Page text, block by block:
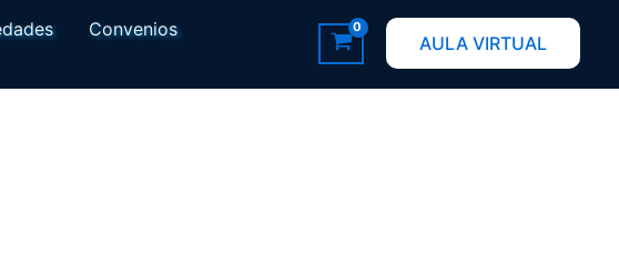
Convenios
AULA VIRTUAL